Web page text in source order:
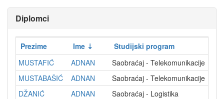
Diplomci
Prezime Ime
Studijski program
MUSTAFIĆ
ADNAN
Saobraćaj - Telekomunikacije
MUSTABAŠIĆ
ADNAN
Saobraćaj - Telekomunikacije
DŽANIĆ
ADNAN
Saobraćaj - Logistika